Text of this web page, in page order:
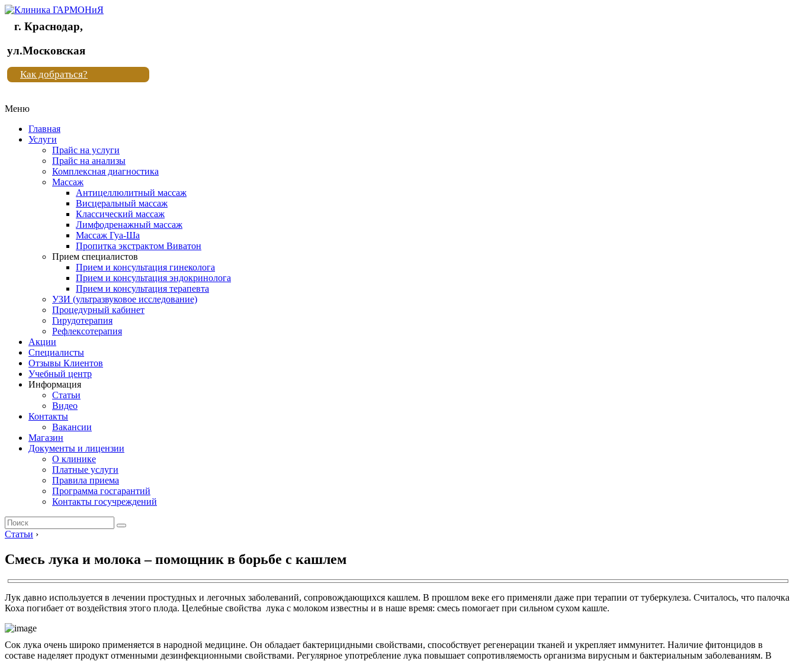
Клиника
"Новая
жизнь"
Клиника
жизнь"
г. Краснодар,
ул.Московская
Как добраться?
Меню
Главная
Услуги
Прайс на услуги
Прайс на анализы
Комплексная диагностика
Массаж
Антицеллюлитный массаж
Висцеральный массаж
Классический массаж
Лимфодренажный массаж
Массаж Гуа-Ша
Пропитка экстрактом Виватон
Прием специалистов
Прием и консультация гинеколога
Прием и консультация эндокринолога
Прием и консультация терапевта
УЗИ (ультразвуковое исследование)
Процедурный кабинет
Гирудотерапия
Рефлексотерапия
Акции
Специалисты
Отзывы Клиентов
Учебный центр
Информация
Статьи
Видео
Контакты
Вакансии
Магазин
Документы и лицензии
О клинике
Платные услуги
Правила приема
Программа госгарантий
Контакты госучреждений
Статьи ›
Смесь лука и молока – помощник в борьбе с кашлем
Лук давно используется в лечении простудных и легочных заболеваний, сопровождающихся кашлем. В прошлом веке его применяли даже при терапии от туберкулеза. Считалось, что палочка
Коха погибает от воздействия этого плода. Целебные свойства лука с молоком известны и в наше время: смесь помогает при сильном сухом кашле.
Сок лука очень широко применяется в народной медицине. Он обладает бактерицидными свойствами, способствует регенерации тканей и укрепляет иммунитет. Наличие фитонцидов в
составе наделяет продукт отменными дезинфекционными свойствами. Регулярное употребление лука повышает сопротивляемость организма вирусным и бактериальным заболеваниям. В